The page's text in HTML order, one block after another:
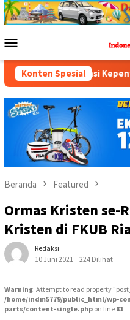
Loncat
ke
Mobile
Konten Spesial
Kepentingan Politik dan
Beranda Featured
Ormas Kristen se-
Kristen di FKUB
Redaksi
10 Juni 2021
224 Dilihat
Warning: Attempt to read property
/home/indm5779/public_html/wp-
parts/content-single.php on line 81